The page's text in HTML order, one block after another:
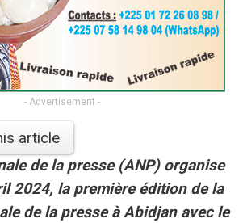
- Advertisement -
article
de la presse (ANP) organise
2024, la première édition de la
de la presse à Abidjan avec le